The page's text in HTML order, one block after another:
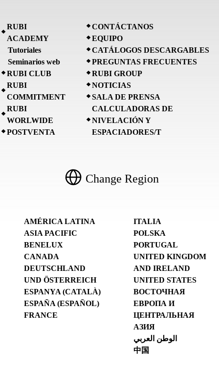
RUBI
ACADEMY
Tutoriales
Seminarios web
RUBI CLUB
RUBI
COMMITMENT
RUBI
WORLWIDE
POSTVENTA
CONTÁCTANOS
EQUIPO
CATÁLOGOS DESCARGABLES
PREGUNTAS FRECUENTES
RUBI GROUP
NOTICIAS
SALA DE PRENSA
CALCULADORAS DE
NIVELACIÓN Y
ESPACIADORES/T
Change Region
AMÉRICA LATINA
ASIA PACIFIC
BENELUX
CANADA
DEUTSCHLAND
UND ÖSTERREICH
ESPANYA (CATALÀ)
ESPAÑA (ESPAÑOL)
FRANCE
ITALIA
POLSKA
PORTUGAL
UNITED KINGDOM
AND IRELAND
UNITED STATES
ВОСТОЧНАЯ
ЕВРОПА И
ЦЕНТРАЛЬНАЯ
АЗИЯ
الوطن العربي
中国